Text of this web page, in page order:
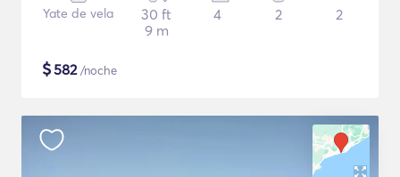
Yate de vela
30 ft
9 m
4 2 2
$582/noche